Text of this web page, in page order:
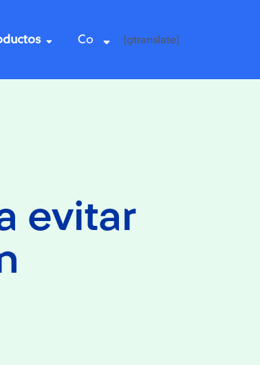
Co [gtranslate]
evitar